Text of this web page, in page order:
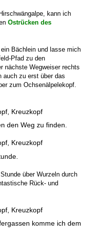
kann ich
Ostrücken des
Bächlein und lasse mich
Pfad zu den
nächste Wegweiser rechts
auch zu erst über das
zum Ochsenälpelekopf.
den Weg zu finden.
über Wurzeln durch
Rück- und
komme ich dem